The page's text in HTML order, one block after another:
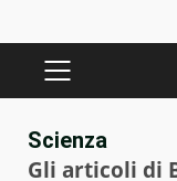
PRIMARY
Scienza
Gli articoli di